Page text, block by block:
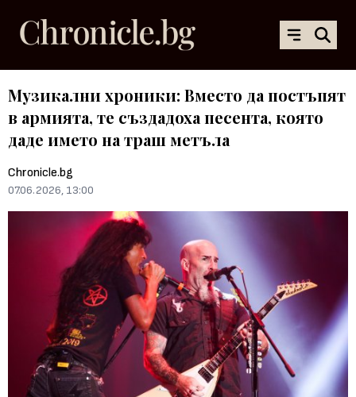
Музикални хроники: Вместо да постъпят
в армията, те създадоха песента, която
даде името на траш метъла
Chronicle.bg
07.06.2026, 13:00